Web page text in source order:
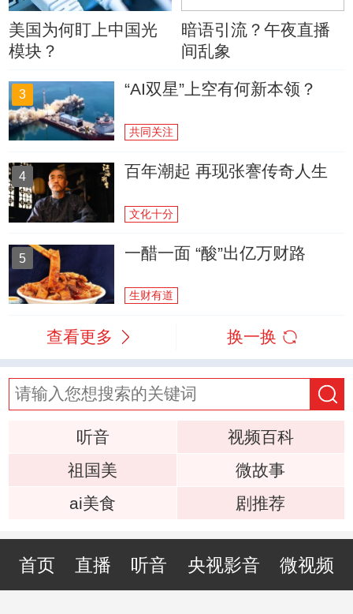
美国为何盯上中国光
模块？
暗语引流？午夜直播
间乱象
3 “AI双星”上空有何新本领？
共同关注
4 百年潮起 再现张謇传奇人生
文化十分
5 一醋一面 “酸”出亿万财路
生财有道
查看更多 换一换
听音
视频百科
祖国美
微故事
ai美食
剧推荐
首页 直播 听音 央视影音 微视频